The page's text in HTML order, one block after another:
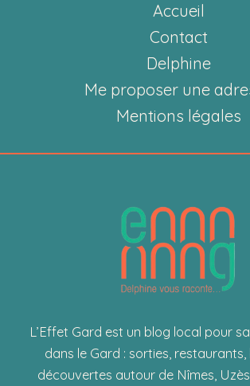
Accueil
Contact
Delphine
Me proposer une
Mentions légales
L’Effet Gard est un blog local pour
dans le Gard : sorties,
découvertes autour de Nîmes,